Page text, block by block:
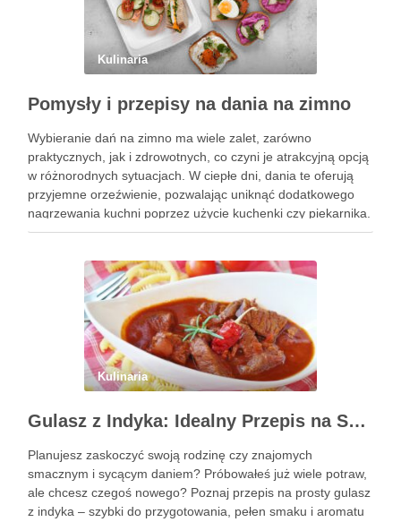
Kulinaria
Pomysły i przepisy na dania na zimno
Wybieranie dań na zimno ma wiele zalet, zarówno
praktycznych, jak i zdrowotnych, co czyni je atrakcyjną opcją
w różnorodnych sytuacjach. W ciepłe dni, dania te oferują
przyjemne orzeźwienie, pozwalając uniknąć dodatkowego
nagrzewania kuchni poprzez użycie kuchenki czy piekarnika.
To znacząco wpływa na komfort życia, zwłaszcza w gorące,
Kulinaria
Gulasz z Indyka: Idealny Przepis na Szybki i Smaczny Obiad
Planujesz zaskoczyć swoją rodzinę czy znajomych
smacznym i sycącym daniem? Próbowałeś już wiele potraw,
ale chcesz czegoś nowego? Poznaj przepis na prosty gulasz
z indyka – szybki do przygotowania, pełen smaku i aromatu